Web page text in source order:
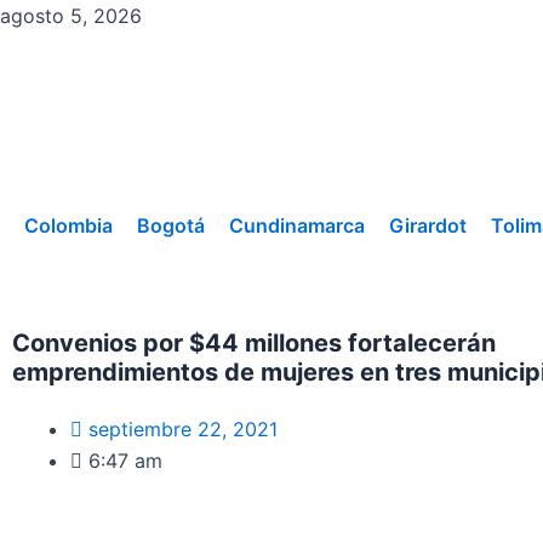
Ir
agosto 5, 2026
Colombia Bogotá Cundinamarca Girardot
Convenios por $44 millones fortalecerán
emprendimientos de mujeres en tres
septiembre 22, 2021
6:47 am